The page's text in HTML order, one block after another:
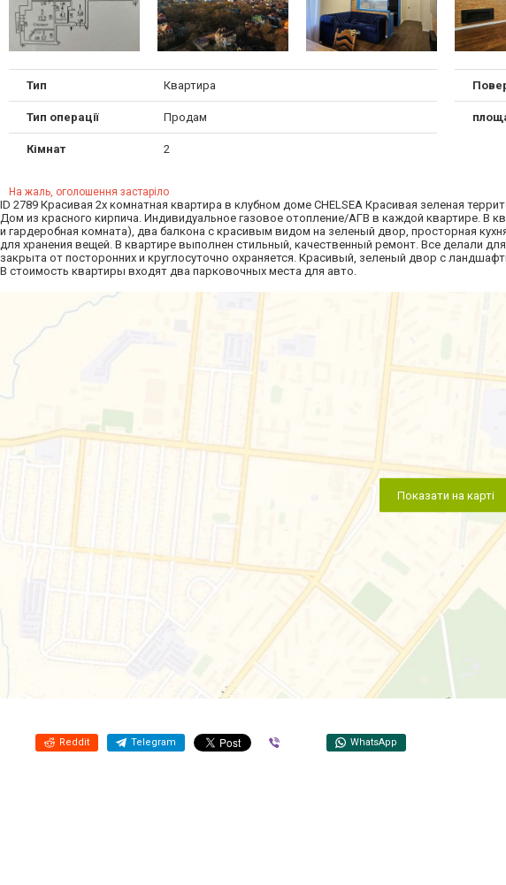
Тип Квартира
Тип операції Продам
Кімнат 2
На жаль, оголошення застаріло
ID 2789 Красивая 2х комнатная квартира в клубном доме CHELSEA Красивая зеленая
Дом из красного кирпича. Индивидуальное газовое отопление/АГВ в каждой квартире. В
и гардеробная комната), два балкона с красивым видом на зеленый двор, просторная
для хранения вещей. В квартире выполнен стильный, качественный ремонт. Все делали
закрыта от посторонних и круглосуточно охраняется. Красивый, зеленый двор с
В стоимость квартиры входят два парковочных места для авто.
Показати на карті
Reddit Telegram WhatsApp